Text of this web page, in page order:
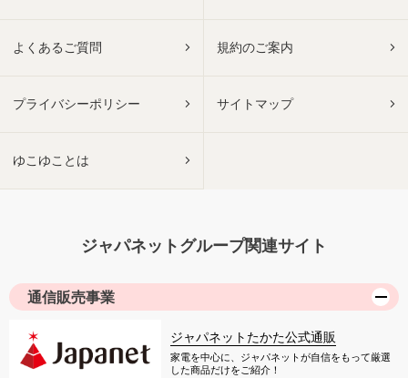
よくあるご質問 規約のご案内
プライバシーポリシー サイトマップ
ゆこゆことは
ジャパネットグループ関連サイト
通信販売事業
ジャパネットたかた公式通販
家電を中心に、ジャパネットが自信をもって厳選
した商品だけをご紹介！